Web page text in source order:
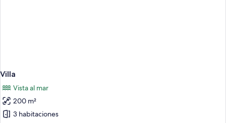
Villa
Vista al mar
200 m²
3 habitaciones